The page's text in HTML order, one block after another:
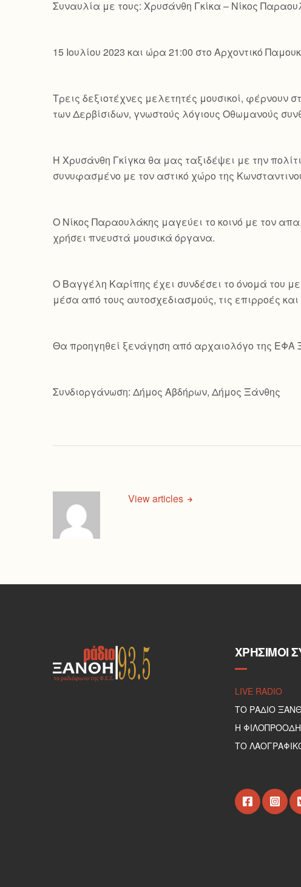
Συναυλία με τους: Χρυσάνθη Γκίκα – Νίκος
15 Ιουλίου 2023 και ώρα 21:00 στο Αρχοντικό
Τρεις δεξιοτέχνες μελετητές μουσικοί, φέρνουν
των Δερβίσιδων, γνωστούς λόγιους Οθωμανούς
Η Χρυσάνθη Γκίγκα θα μας ταξιδέψει με την
συνυφασμένο με τον αστικό χώρο της
Ο Νίκος Παραουλάκης μαγεύει το κοινό με τον
χρήσει πνευστά μουσικά όργανα.
Ο Βαγγέλη Καρίπης έχει συνδέσει το όνομά του
μέσα από τους αυτοσχεδιασμούς, τις επιρροές
Θα προηγηθεί ξενάγηση από αρχαιολόγο της ΕΦΑ
Συνδιοργάνωση: Δήμος Αβδήρων, Δήμος Ξάνθης
View articles
ΧΡΉΣΙΜΟΙ
LIVE RADIO
ΤΟ ΡΑΔΙΟ
Η
ΤΟ